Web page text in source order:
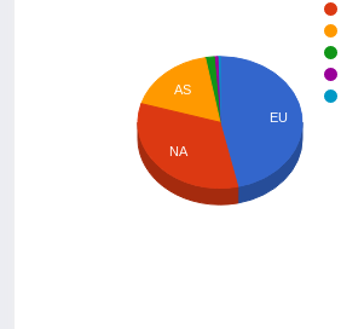
EU
AS
NA